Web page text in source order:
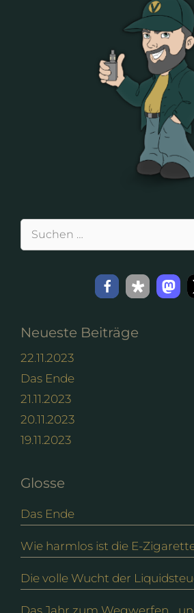
Suchen
Neueste Beiträge
22.11.2023
Das Ende
21.11.2023
20.11.2023
19.11.2023
Glosse
Das Ende
Wie harmlos ist die E-
Die volle Wucht der
Das Jahr zum Wegwerfen…